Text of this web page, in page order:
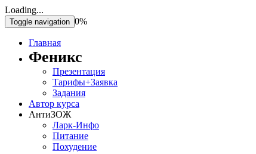
Loading...
Toggle navigation 0%
Главная
Феникс
Презентация
Тарифы+Заявка
Задания
Автор курса
АнтиЗОЖ
Ларк-Инфо
Питание
Похудение